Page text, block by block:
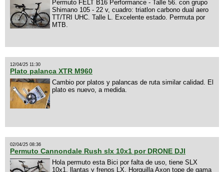
Permuto FELT B16 Performance - Talle 56. con grupo
Shimano 105 - 22 v, cuadro: triatlon carbono dual aero
TT/TRI UHC. Talle L. Excelente estado. Permuta por
MTB.
12/04/25 11:30
Plato palanca XTR M960
Cambio por platos y palancas de ruta similar calidad. El
plato es nuevo, a medida.
02/04/25 08:36
Permuto Cannondale Rush slx 10x1 por DRONE DJI
Hola permuto esta Bici por falta de uso, tiene SLX
10x1, llantas y frenos LX, Horquilla Axon tope de gama